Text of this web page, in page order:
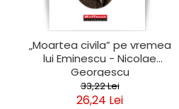
„Moartea civila” pe vremea
lui Eminescu - Nicolae
Georgescu
33,22 Lei
26,24 Lei